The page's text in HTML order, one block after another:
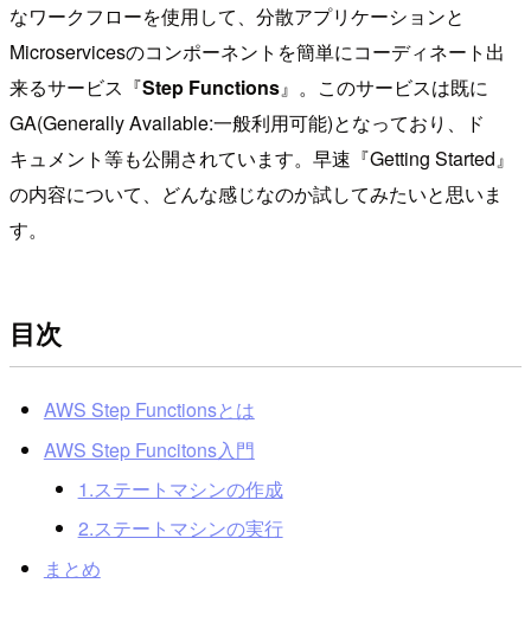
なワークフローを使用して、分散アプリケーションと
Microservicesのコンポーネントを簡単にコーディネート出
来るサービス『Step Functions』。このサービスは既に
GA(Generally Available:一般利用可能)となっており、ド
キュメント等も公開されています。早速『Getting Started』
の内容について、どんな感じなのか試してみたいと思いま
す。
目次
AWS Step Functionsとは
AWS Step Funcitons入門
1.ステートマシンの作成
2.ステートマシンの実行
まとめ